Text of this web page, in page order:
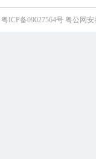
粤ICP备09027564号 粤公网安